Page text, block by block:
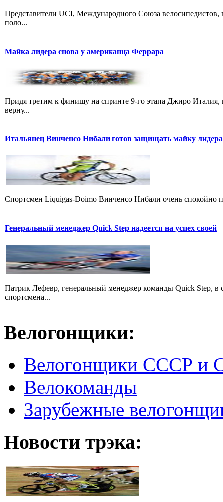
Представители UCI, Международного Союза
поло...
Майка лидера снова у американца Феррара
Придя третим к финишу на спринте 9-го этапа Джиро
верну...
Итальянец Винченсо Нибали готов защищать майку
Cпортсмен Liquigas-Doimo Винченсо Нибали очень спокойно
Генеральный менеджер Quick Step надеется на успех своей
Патрик Лефевр, генеральный менеджер команды Quick Step, в
спортсмена...
Велогонщики:
Велогонщики СССР и
Велокоманды
Зарубежные
Новости трэка: